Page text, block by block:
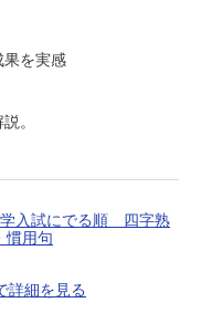
果を実感
。
入試にでる順 四字熟
慣用句
詳細を見る